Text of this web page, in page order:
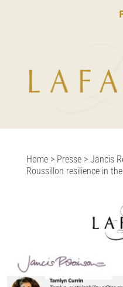
Home> Presse> Jancis
Roussillon resilience in